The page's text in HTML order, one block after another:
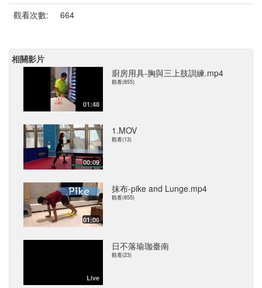
觀看次數:
664
相關影片
01:48
廚房用具-胸與三上肢訓練.mp4
觀看(855)
00:09
1.MOV
觀看(13)
01:06
抹布-pike and Lunge.mp4
觀看(855)
Live
日不落瑜珈臺南
觀看(23)